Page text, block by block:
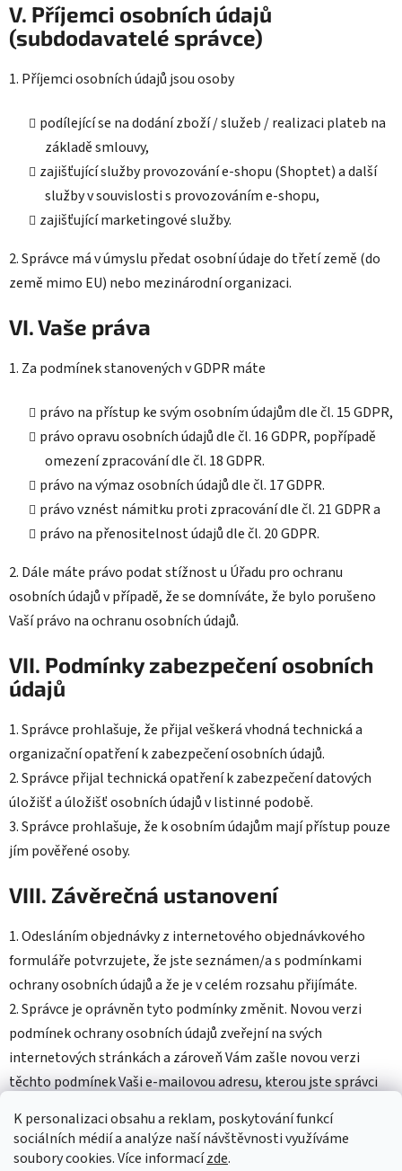
K personalizaci obsahu a reklam, poskytování funkcí
sociálních médií a analýze naší návštěvnosti využíváme
soubory cookies. Více informacízde.
V. Příjemci osobních údajů
(subdodavatelé správce)
1. Příjemci osobních údajů jsou osoby
podílející se na dodání zboží / služeb / realizaci plateb na
základě smlouvy,
zajišťující služby provozování e-shopu (Shoptet) a další
služby v souvislosti s provozováním e-shopu,
zajišťující marketingové služby.
2. Správce má v úmyslu předat osobní údaje do třetí země (do
země mimo EU) nebo mezinárodní organizaci.
VI. Vaše práva
1. Za podmínek stanovených v GDPR máte
právo na přístup ke svým osobním údajům dle čl. 15 GDPR,
právo opravu osobních údajů dle čl. 16 GDPR, popřípadě
omezení zpracování dle čl. 18 GDPR.
právo na výmaz osobních údajů dle čl. 17 GDPR.
právo vznést námitku proti zpracování dle čl. 21 GDPR a
právo na přenositelnost údajů dle čl. 20 GDPR.
2. Dále máte právo podat stížnost u Úřadu pro ochranu
osobních údajů v případě, že se domníváte, že bylo porušeno
Vaší právo na ochranu osobních údajů.
VII. Podmínky zabezpečení osobních
údajů
1. Správce prohlašuje, že přijal veškerá vhodná technická a
organizační opatření k zabezpečení osobních údajů.
2. Správce přijal technická opatření k zabezpečení datových
úložišť a úložišť osobních údajů v listinné podobě.
3. Správce prohlašuje, že k osobním údajům mají přístup pouze
jím pověřené osoby.
VIII. Závěrečná ustanovení
1. Odesláním objednávky z internetového objednávkového
formuláře potvrzujete, že jste seznámen/a s podmínkami
ochrany osobních údajů a že je v celém rozsahu přijímáte.
2. Správce je oprávněn tyto podmínky změnit. Novou verzi
podmínek ochrany osobních údajů zveřejní na svých
internetových stránkách a zároveň Vám zašle novou verzi
těchto podmínek Vaši e-mailovou adresu, kterou jste správci